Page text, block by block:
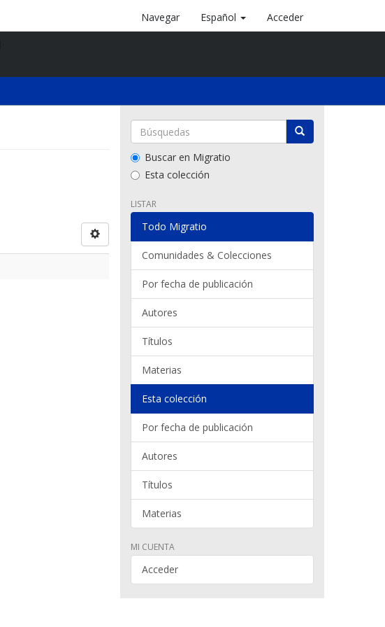
Navegar Español Acceder
Buscar en Migratio
Esta colección
LISTAR
Todo Migratio
Comunidades & Colecciones
Por fecha de publicación
Autores
Títulos
Materias
Esta colección
Por fecha de publicación
Autores
Títulos
Materias
MI CUENTA
Acceder